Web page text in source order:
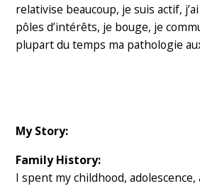
relativise beaucoup, je suis actif,
pôles d’intérêts, je bouge, je
plupart du temps ma pathologie
My Story:
Family History:
I spent my childhood,